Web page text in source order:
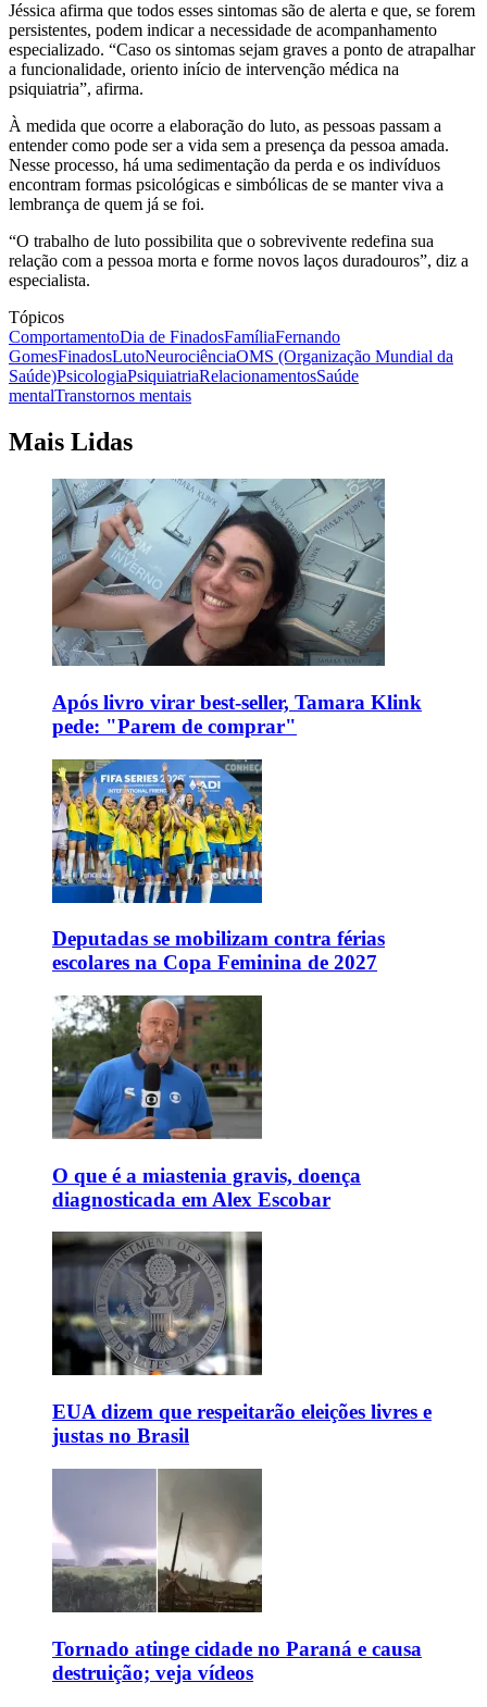
Jéssica afirma que todos esses sintomas são de alerta e que, se forem
persistentes, podem indicar a necessidade de acompanhamento
especializado. “Caso os sintomas sejam graves a ponto de atrapalhar
a funcionalidade, oriento início de intervenção médica na
psiquiatria”, afirma.
À medida que ocorre a elaboração do luto, as pessoas passam a
entender como pode ser a vida sem a presença da pessoa amada.
Nesse processo, há uma sedimentação da perda e os indivíduos
encontram formas psicológicas e simbólicas de se manter viva a
lembrança de quem já se foi.
“O trabalho de luto possibilita que o sobrevivente redefina sua
relação com a pessoa morta e forme novos laços duradouros”, diz a
especialista.
Tópicos
ComportamentoDia de FinadosFamíliaFernando
GomesFinadosLutoNeurociênciaOMS (Organização Mundial da
Saúde)PsicologiaPsiquiatriaRelacionamentosSaúde
mentalTranstornos mentais
Mais Lidas
Após livro virar best-seller, Tamara Klink
pede: "Parem de comprar"
Deputadas se mobilizam contra férias
escolares na Copa Feminina de 2027
O que é a miastenia gravis, doença
diagnosticada em Alex Escobar
EUA dizem que respeitarão eleições livres e
justas no Brasil
Tornado atinge cidade no Paraná e causa
destruição; veja vídeos